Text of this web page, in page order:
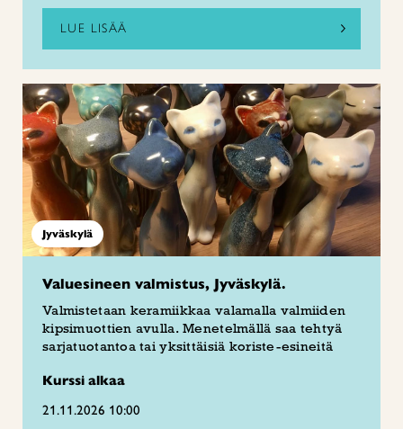
LUE LISÄÄ
Jyväskylä
Valuesineen valmistus, Jyväskylä.
Valmistetaan keramiikkaa valamalla valmiiden
kipsimuottien avulla. Menetelmällä saa tehtyä
sarjatuotantoa tai yksittäisiä koriste-esineitä
Kurssi alkaa
21.11.2026 10:00